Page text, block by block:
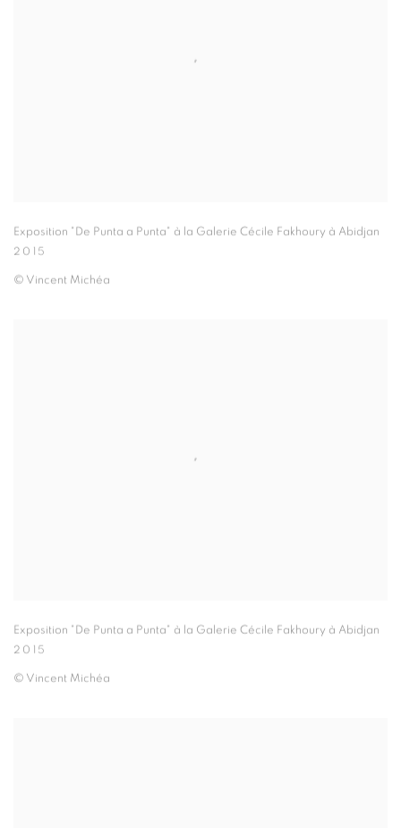
Exposition "De Punta a Punta" à la Galerie Cécile Fakhoury à Abidjan
2015
© Vincent Michéa
Exposition "De Punta a Punta" à la Galerie Cécile Fakhoury à Abidjan
2015
© Vincent Michéa